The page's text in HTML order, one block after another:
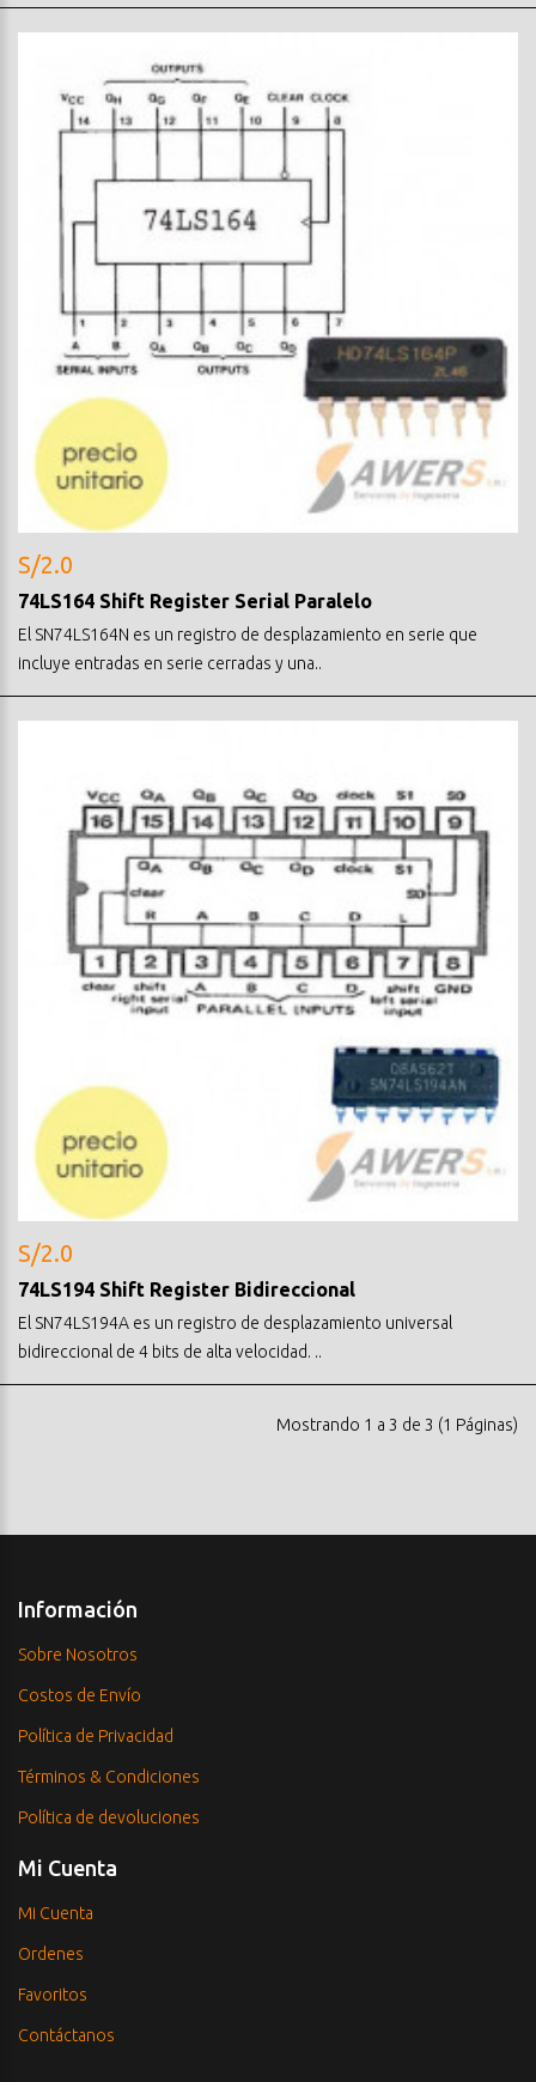
S/2.0
74LS164 Shift Register Serial Paralelo
El SN74LS164N es un registro de desplazamiento en serie que
incluye entradas en serie cerradas y una..
S/2.0
74LS194 Shift Register Bidireccional
El SN74LS194A es un registro de desplazamiento universal
bidireccional de 4 bits de alta velocidad. ..
Mostrando 1 a 3 de 3 (1 Páginas)
Información
Sobre Nosotros
Costos de Envío
Política de Privacidad
Términos & Condiciones
Política de devoluciones
Mi Cuenta
Mi Cuenta
Ordenes
Favoritos
Contáctanos